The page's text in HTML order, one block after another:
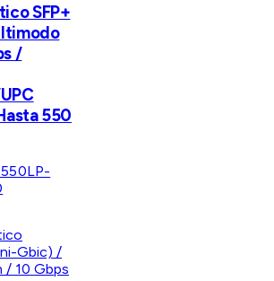
SFP+
/
550
LP-